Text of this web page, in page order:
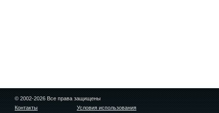
© 2002-2026 Все права защищены
Контакты
Условия использования